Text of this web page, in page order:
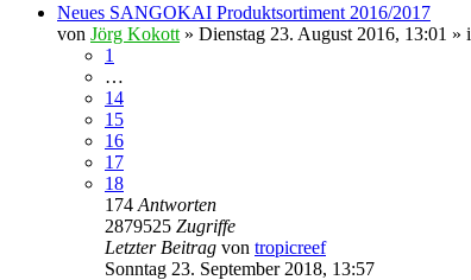
Neues SANGOKAI Produktsortiment 2016/2017
von Jörg Kokott » Dienstag 23. August 2016, 13:01 »
1
…
14
15
16
17
18
174 Antworten
2879525 Zugriffe
Letzter Beitrag von tropicreef
Sonntag 23. September 2018, 13:57